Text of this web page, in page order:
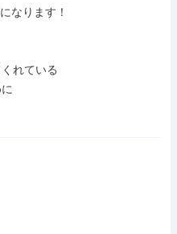
なります！
れている